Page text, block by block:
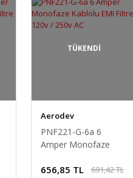
TÜKENDİ
Aerodev
PNF221-G-6a 6
Amper Monofaze
120v / 250v AC
656,85 TL 691,42 TL